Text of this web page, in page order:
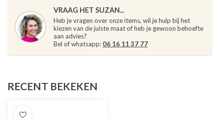
VRAAG HET SUZAN...
Heb je vragen over onze items, wil je hulp bij het
kiezen van de juiste maat of heb je gewoon behoefte
aan advies?
Bel of whatsapp: 06 16 11 37 77
RECENT BEKEKEN